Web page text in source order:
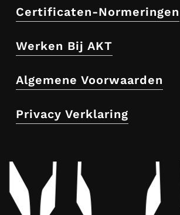
Certificaten-Normeringen
Werken Bij AKT
Algemene Voorwaarden
Privacy Verklaring